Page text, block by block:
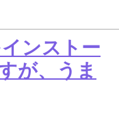
ンストー
が、うま